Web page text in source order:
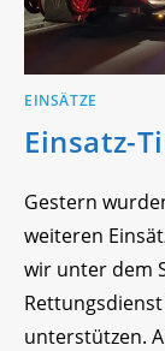
EINSÄTZE
Einsatz-
Gestern
weiteren
wir unter dem
unterstützen.